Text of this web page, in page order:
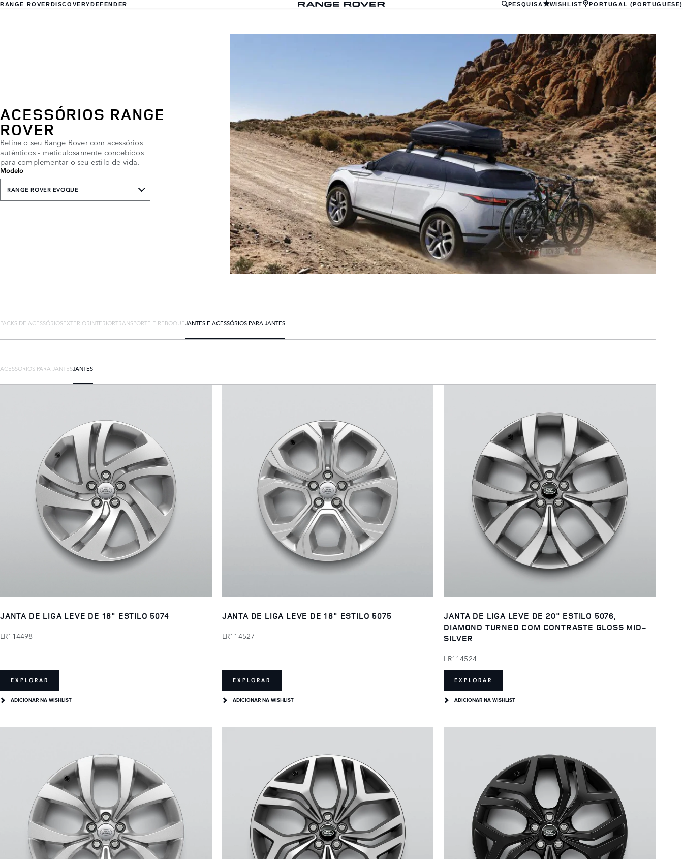
RANGE ROVERDISCOVERYDEFENDER PESQUISA WISHLIST PORTUGAL (PORTUGUESE)
ACESSÓRIOS RANGE
ROVER
Refine o seu Range Rover com acessórios
autênticos - meticulosamente concebidos
para complementar o seu estilo de vida.
Modelo
RANGE ROVER EVOQUE
PACKS DE ACESSÓRIOSEXTERIORINTERIORTRANSPORTE E REBOQUEJANTES E ACESSÓRIOS PARA JANTES
ACESSÓRIOS PARA JANTESJANTES
JANTA DE LIGA LEVE DE 18" ESTILO 5074
LR114498
EXPLORAR
ADICIONAR NA WISHLIST
JANTA DE LIGA LEVE DE 18" ESTILO 5075
LR114527
EXPLORAR
ADICIONAR NA WISHLIST
JANTA DE LIGA LEVE DE 20" ESTILO 5076,
DIAMOND TURNED COM CONTRASTE GLOSS MID-
SILVER
LR114524
EXPLORAR
ADICIONAR NA WISHLIST